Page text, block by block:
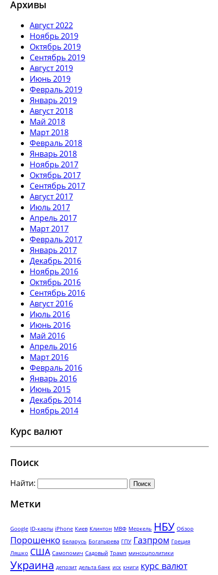
Архивы
Август 2022
Ноябрь 2019
Октябрь 2019
Сентябрь 2019
Август 2019
Июнь 2019
Февраль 2019
Январь 2019
Август 2018
Май 2018
Март 2018
Февраль 2018
Январь 2018
Ноябрь 2017
Октябрь 2017
Сентябрь 2017
Август 2017
Июль 2017
Апрель 2017
Март 2017
Февраль 2017
Январь 2017
Декабрь 2016
Ноябрь 2016
Октябрь 2016
Сентябрь 2016
Август 2016
Июль 2016
Июнь 2016
Май 2016
Апрель 2016
Март 2016
Февраль 2016
Январь 2016
Июнь 2015
Декабрь 2014
Ноябрь 2014
Курс валют
Поиск
Найти:
Метки
Google ID-карты iPhone Киев Клинтон МВФ Меркель НБУ Обзор
Порошенко Беларусь Богатырева ГПУ Газпром Греция
Ляшко США Самопомич Садовый Трамп минсоцполитики
Украина депозит дельта банк иск книги курс валют